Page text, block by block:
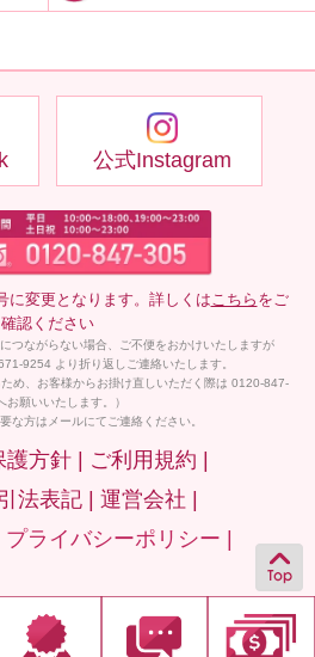
公式Instagram
に変更となります。詳しくは こちら をご
確認ください
つながらない場合、ご不便をおかけいたしますが
9254 より折り返しご連絡いたします。
め、お客様からお掛け直しいただく際は 0120-847-
お願いいたします。）
な方はメールにてご連絡ください。
護方針 | ご利用規約 |
法表記 | 運営会社 |
ライバシーポリシー |